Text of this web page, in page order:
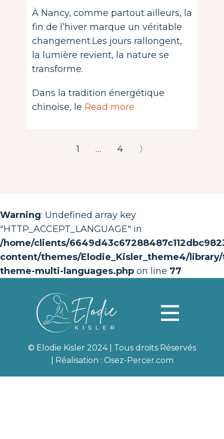
À Nancy, comme partout ailleurs, la
fin de l’hiver marque un véritable
changement.Les jours rallongent,
la lumière revient, la nature se
transforme.
Dans la tradition énergétique
chinoise, le Read more
1 … 4 〉
Warning: Undefined array key
"HTTP_ACCEPT_LANGUAGE" in
/home/clients/
content/themes/Elodie_Kisler_theme4/
theme-multi-languages.php on line 77
© Elodie Kisler 2024 | Tous droits Réservés
| Réalisation : Osez-Percer.com